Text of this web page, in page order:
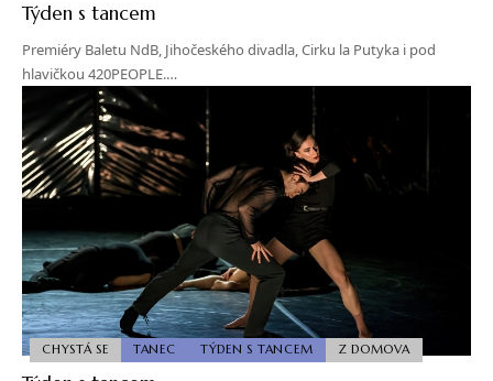
Týden s tancem
Premiéry Baletu NdB, Jihočeského divadla, Cirku la Putyka i pod
hlavičkou 420PEOPLE.…
CHYSTÁ SE TANEC TÝDEN S TANCEM Z DOMOVA